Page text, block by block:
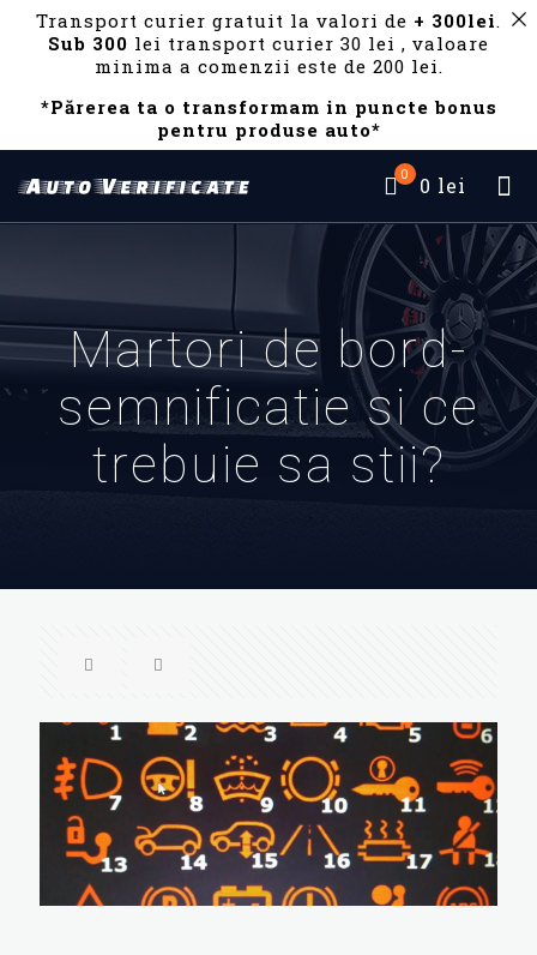
Transport curier gratuit la valori de + 300lei.
Sub 300 lei transport curier 30 lei , valoare
minima a comenzii este de 200 lei.
*Părerea ta o transformam in puncte bonus
pentru produse auto*
0 0 lei
Martori de bord-
semnificatie si ce
trebuie sa stii?